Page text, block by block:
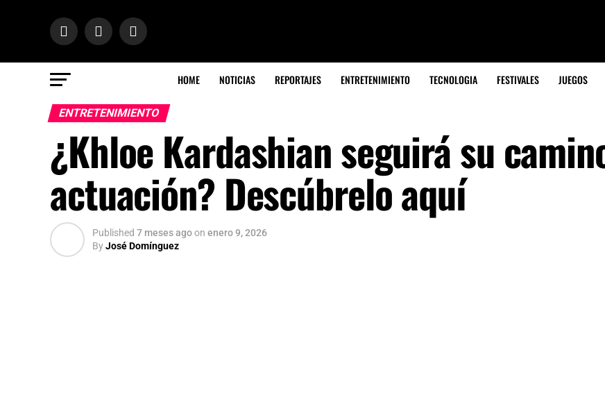
HOME NOTICIAS REPORTAJES ENTRETENIMIENTO TECNOLOGIA FESTIVALES JUEGOS
ENTRETENIMIENTO
¿Khloe Kardashian seguirá su
actuación? Descúbrelo aquí
Published 7 meses agoon enero 9, 2026
ByJosé Domínguez